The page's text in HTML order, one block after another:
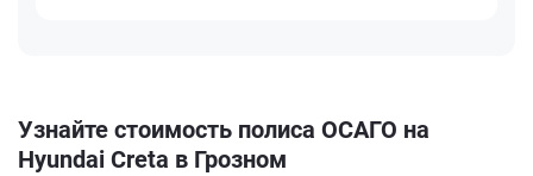
Узнайте стоимость полиса ОСАГО на
Hyundai Creta в Грозном